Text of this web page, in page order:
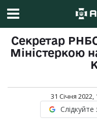
Секретар
Міністеркою
31 Січня 2022,